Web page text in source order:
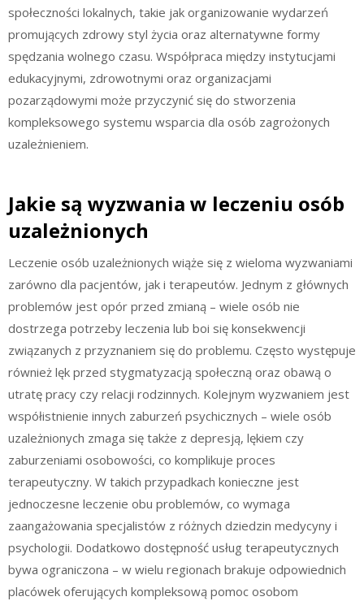
społeczności lokalnych, takie jak organizowanie wydarzeń
promujących zdrowy styl życia oraz alternatywne formy
spędzania wolnego czasu. Współpraca między instytucjami
edukacyjnymi, zdrowotnymi oraz organizacjami
pozarządowymi może przyczynić się do stworzenia
kompleksowego systemu wsparcia dla osób zagrożonych
uzależnieniem.
Jakie są wyzwania w leczeniu osób
uzależnionych
Leczenie osób uzależnionych wiąże się z wieloma wyzwaniami
zarówno dla pacjentów, jak i terapeutów. Jednym z głównych
problemów jest opór przed zmianą – wiele osób nie
dostrzega potrzeby leczenia lub boi się konsekwencji
związanych z przyznaniem się do problemu. Często występuje
również lęk przed stygmatyzacją społeczną oraz obawą o
utratę pracy czy relacji rodzinnych. Kolejnym wyzwaniem jest
współistnienie innych zaburzeń psychicznych – wiele osób
uzależnionych zmaga się także z depresją, lękiem czy
zaburzeniami osobowości, co komplikuje proces
terapeutyczny. W takich przypadkach konieczne jest
jednoczesne leczenie obu problemów, co wymaga
zaangażowania specjalistów z różnych dziedzin medycyny i
psychologii. Dodatkowo dostępność usług terapeutycznych
bywa ograniczona – w wielu regionach brakuje odpowiednich
placówek oferujących kompleksową pomoc osobom